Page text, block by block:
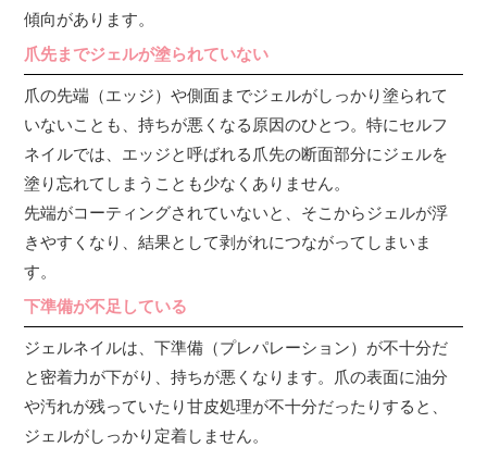
傾向があります。
爪先までジェルが塗られていない
爪の先端（エッジ）や側面までジェルがしっかり塗られて
いないことも、持ちが悪くなる原因のひとつ。特にセルフ
ネイルでは、エッジと呼ばれる爪先の断面部分にジェルを
塗り忘れてしまうことも少なくありません。
先端がコーティングされていないと、そこからジェルが浮
きやすくなり、結果として剥がれにつながってしまいま
す。
下準備が不足している
ジェルネイルは、下準備（プレパレーション）が不十分だ
と密着力が下がり、持ちが悪くなります。爪の表面に油分
や汚れが残っていたり甘皮処理が不十分だったりすると、
ジェルがしっかり定着しません。